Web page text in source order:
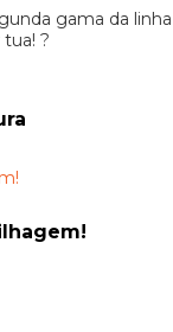
gama da linha
?